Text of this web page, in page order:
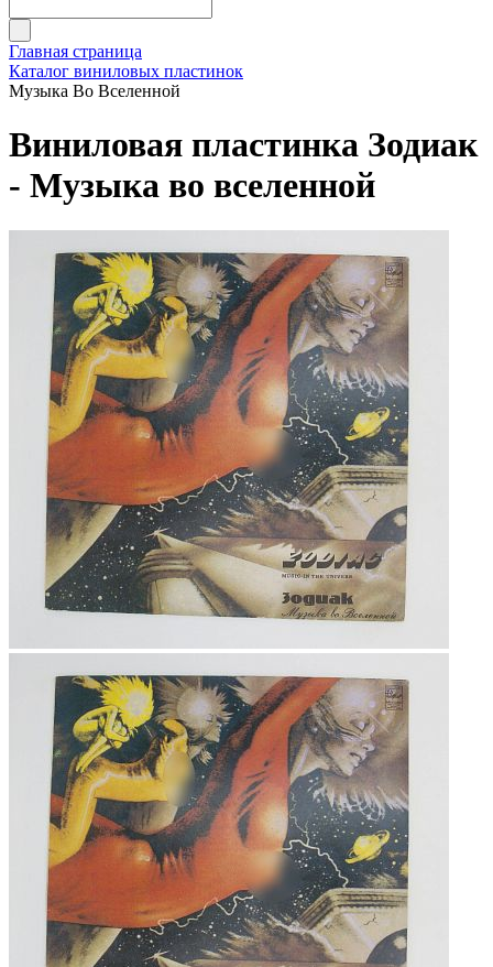
Главная страница
Каталог виниловых пластинок
Музыка Во Вселенной
Виниловая пластинка Зодиак
- Музыка во вселенной